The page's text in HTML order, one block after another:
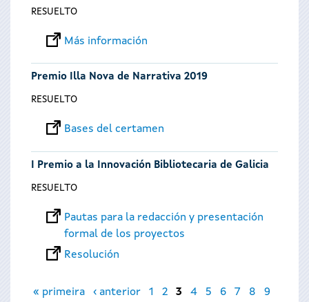
RESUELTO
Más información
Premio Illa Nova de Narrativa 2019
RESUELTO
Bases del certamen
I Premio a la Innovación Bibliotecaria de Galicia
RESUELTO
Pautas para la redacción y presentación
formal de los proyectos
Resolución
Páginas
« primeira ‹ anterior 1 2 3 4 5 6 7 8
9